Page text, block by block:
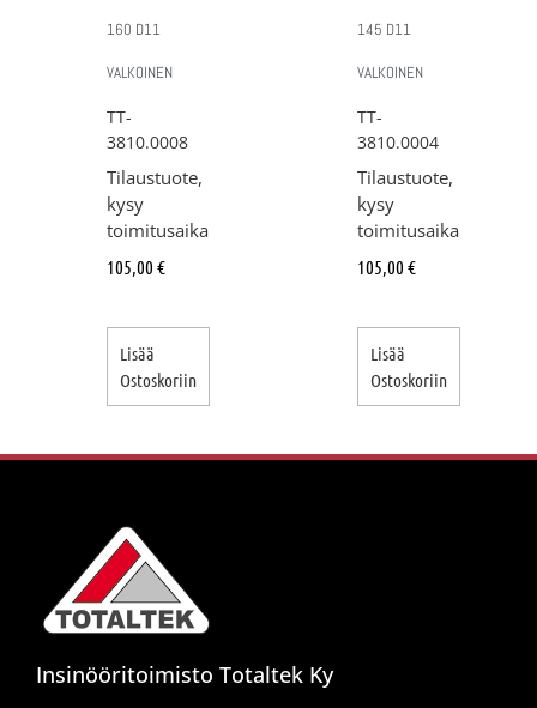
160 D11
VALKOINEN
TT-
3810.0008
Tilaustuote,
kysy
toimitusaika
105,00 €
Lisää
Ostoskoriin
145 D11
VALKOINEN
TT-
3810.0004
Tilaustuote,
kysy
toimitusaika
105,00 €
Lisää
Ostoskoriin
Insinööritoimisto Totaltek Ky